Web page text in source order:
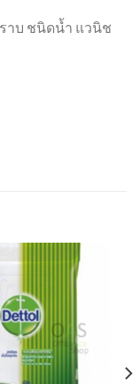
าบ ชนิดน้ำ แวนิช